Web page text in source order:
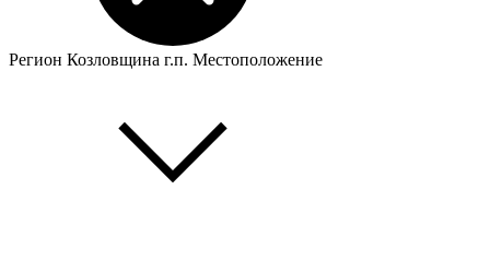
Регион Козловщина г.п. Местоположение